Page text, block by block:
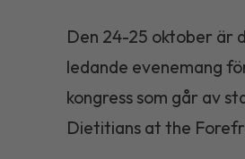
Den 24-25 oktober är
ledande evenemang
kongress som går av
Dietitians at the